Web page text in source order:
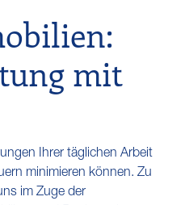
mit
Ihrer täglichen Arbeit
minimieren können. Zu
im Zuge der